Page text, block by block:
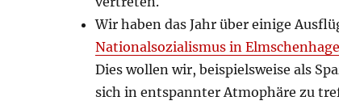
Wir haben das Jahr über einige
Nationalsozialismus in
Dies wollen wir, beispielsweise als
sich in entspannter Atmophäre zu